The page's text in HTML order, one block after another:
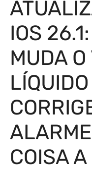
IOS
MUDA
COISA